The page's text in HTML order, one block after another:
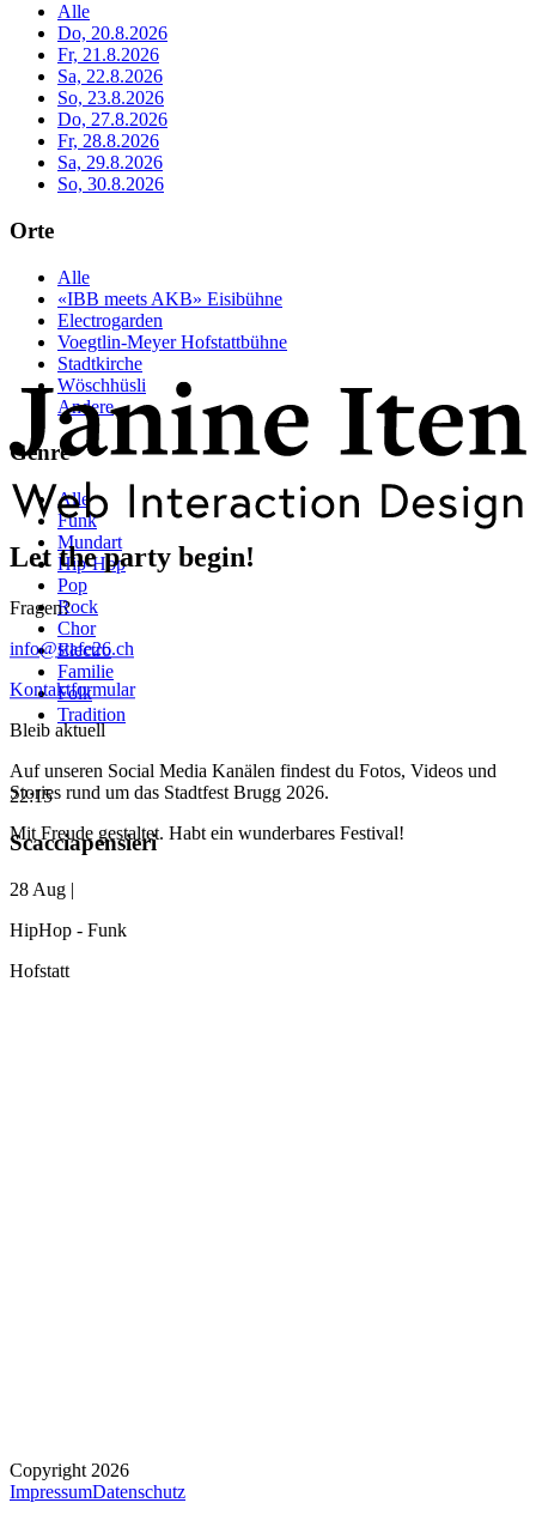
Alle
Do, 20.8.2026
Fr, 21.8.2026
Sa, 22.8.2026
So, 23.8.2026
Do, 27.8.2026
Fr, 28.8.2026
Sa, 29.8.2026
So, 30.8.2026
Orte
Alle
«IBB meets AKB» Eisibühne
Electrogarden
Voegtlin-Meyer Hofstattbühne
Stadtkirche
Wöschhüsli
Andere
Genre
Alle
Funk
Mundart
Hip-Hop
Pop
Rock
Chor
Electro
Familie
Folk
Tradition
22:15
Scacciapensieri
28 Aug |
HipHop - Funk
Hofstatt
Let the party begin!
Fragen?
info@stafe26.ch
Kontaktformular
Bleib aktuell
Auf unseren Social Media Kanälen findest du Fotos, Videos und
Stories rund um das Stadtfest Brugg 2026.
Mit Freude gestaltet. Habt ein wunderbares Festival!
Copyright 2026
ImpressumDatenschutz